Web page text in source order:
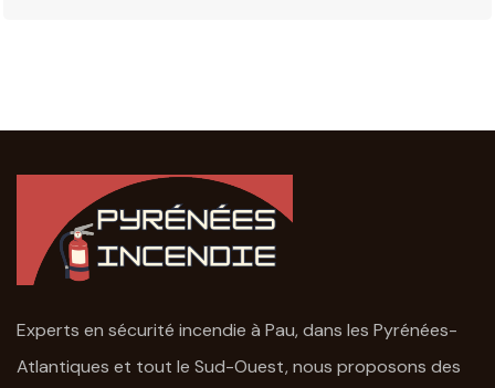
Experts en sécurité incendie à Pau, dans les Pyrénées-
Atlantiques et tout le Sud-Ouest, nous proposons des